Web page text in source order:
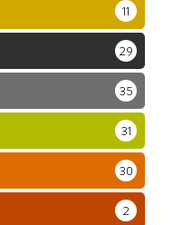
11
29
35
31
30
2